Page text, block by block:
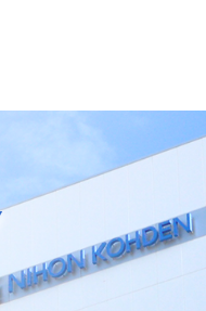
全自動血球
＋Dダイマーライセ
役員体制ペー
サステナビ
2027年３月期
譲渡制限付
電子公告を掲